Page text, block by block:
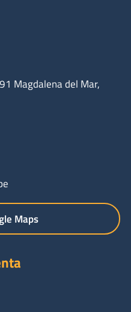
Magdalena del Mar,
Maps